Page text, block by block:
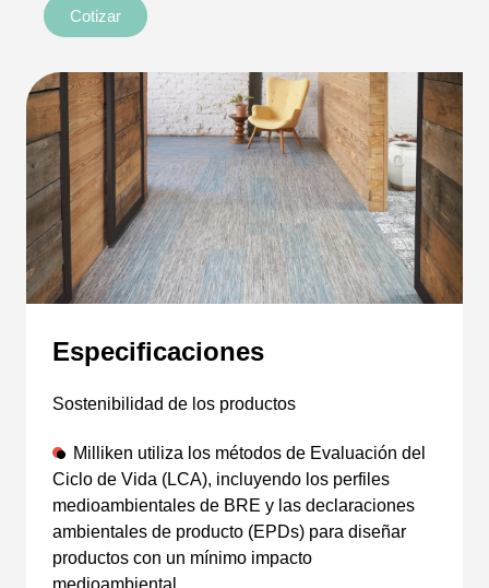
Cotizar
Especificaciones
Sostenibilidad de los productos
Milliken utiliza los métodos de Evaluación del
Ciclo de Vida (LCA), incluyendo los perfiles
medioambientales de BRE y las declaraciones
ambientales de producto (EPDs) para diseñar
productos con un mínimo impacto
medioambiental.